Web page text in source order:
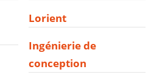
Lorient
Ingénierie de
conception